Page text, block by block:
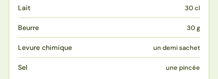
Lait 30 cl
Beurre 30 g
Levure chimique un demi sachet
Sel une pincée